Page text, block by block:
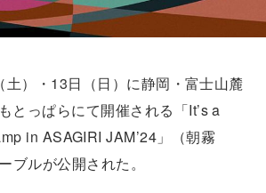
）・13日（日）に静岡・富士山麓
とっぱらにて開催される「It’s a
in ASAGIRI JAM’24」（朝霧
ブルが公開された。